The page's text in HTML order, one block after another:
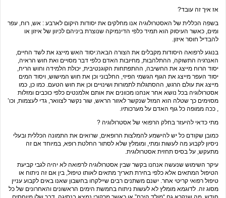
אז איך זה עובד?
בשפה הכללית של האסטרולוגיה אנו מחלקים את יסודות היקום לארבע : אש, רוח, עפר
ומים, כאשר העיסוק הוא תמיד כלפי הדינמיקה שנוצרת ביניהם לכיוון של איזון או
להבדיל חוסר איזון.
בנוגע לרפואה היסודות מקבלים את הצורה הבאה:יסוד האש מייצג את לשד החיים,
האנרגיה התשוקה, ההתלהבות, מחיובות האדם כלפי דבר מסויים ואת חוש הראיה,
יסוד הרוח מייצג את החשיבה, ההתפתחות הקוגנטיבית, יכולת הלמידה וחוש הריח,
יסוד העפר מייצג את הגוף הגשמי הפיזי, החלבוני וכן את חוש המישוש, ויסוד המים
מייצג את עולם הרגש, ההסתגלות לתמורות ושינויים וכן את חוש הטעם. כמו כן, כמו
אסטרולוגיה בכל נושא אחר אנחנו מכוונים את אותם אלמנטים כלפי כוכבים ומזלות
מסוימים כך שטלה הוא המזל שנקשר לאזור הראש, שור נקשר לצוואר, גדי לעצמות, וכו’
, ככה ממופה כל גוף האדם על מערכותיו.
מתי כדאי להיעזר בחלק הרפואי של אסטרולוגיה ?
כמובן שקודם כל יש להישמע להמלצות הרופאים, שרואים את התמונה הכללית ובעלי
ניסיון לקבוע מה לעשות ומתי, ומומלץ שלא לסתור החלטת רופא, במיוחד אם זה
מתעקש, על בסיס תחזית אסטרולוגית.
עיקר השימוש שנעשה אנחנו בקשר שבין אסטרולוגיה לרפואה לא יהיה לגבי קביעת
הטיפול המתאים אלא כלפי בחירת תאריך מתאים לאותו טיפול, בין אם זה ניתוח או
טיפול רפואי קריטי אחר. ישנם משתנים רבים שיילקחו בחשבון שאנו באים לקבוע עניין
מסוג זה. לדוגמא מומלץ לא לעשות ניתוח בחמשת הימים הראשונים והאחרונים של כל